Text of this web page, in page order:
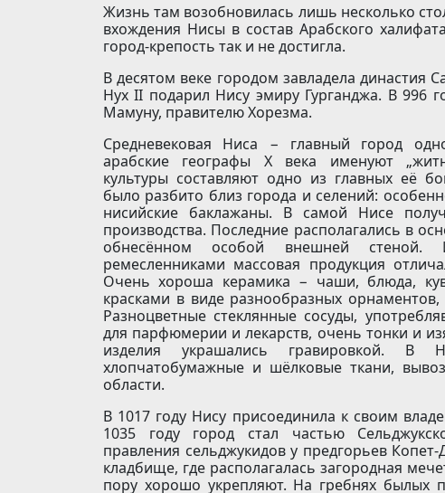
Жизнь там возобновилась лишь несколько
вхождения Нисы в состав Арабского
город-крепость так и не достигла.
В десятом веке городом завладела династия
Нух II подарил Нису эмиру Гурганджа. В 996
Мамуну, правителю Хорезма.
Средневековая Ниса − главный город
арабские географы X века именуют
культуры составляют одно из главных её
было разбито близ города и селений:
нисийские баклажаны. В самой Нисе
производства. Последние располагались в
обнесённом особой внешней стеной.
ремесленниками массовая продукция
Очень хороша керамика − чаши, блюда,
красками в виде разнообразных
Разноцветные стеклянные сосуды,
для парфюмерии и лекарств, очень тонки и
изделия украшались гравировкой. В
хлопчатобумажные и шёлковые ткани,
области.
В 1017 году Нису присоединила к своим
1035 году город стал частью
правления сельджукидов у предгорьев
кладбище, где располагалась загородная
пору хорошо укрепляют. На гребнях былых